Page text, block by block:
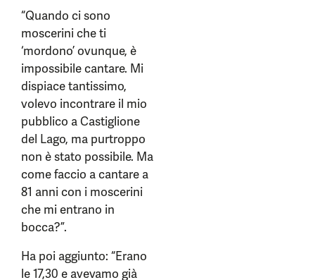
“Quando ci sono
moscerini che ti
‘mordono’ ovunque, è
impossibile cantare. Mi
dispiace tantissimo,
volevo incontrare il mio
pubblico a Castiglione
del Lago, ma purtroppo
non è stato possibile. Ma
come faccio a cantare a
81 anni con i moscerini
che mi entrano in
bocca?”.
Ha poi aggiunto: “Erano
le 17,30 e avevamo già